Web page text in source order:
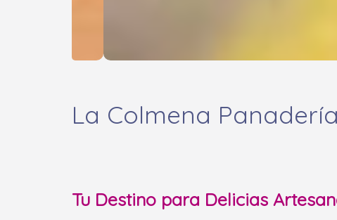
La Colmena
Tu Destino para Delicias